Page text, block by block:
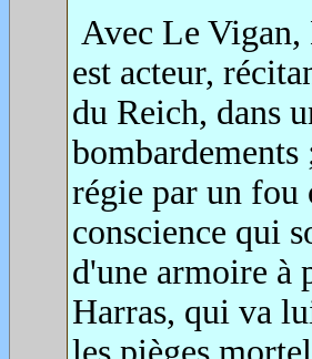
Avec Le Vigan,
est acteur,
du Reich, dans
bombardements
régie par un fou
conscience qui
d'une armoire à
Harras, qui va